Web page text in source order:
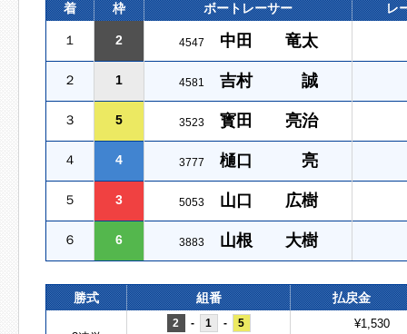
着 枠 ボートレーサー レ
１ 2 4547 中田 竜太
２ 1 4581 吉村 誠
３ 5 3523 寳田 亮治
４ 4 3777 樋口 亮
５ 3 5053 山口 広樹
６ 6 3883 山根 大樹
勝式 組番 払戻金
2 - 1 - 5 ¥1,530